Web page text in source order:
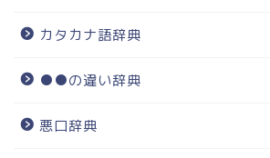
カタカナ語辞典
●●の違い辞典
悪口辞典